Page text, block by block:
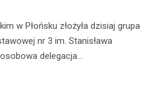
w Płońsku złożyła dzisiaj grupa
nr 3 im. Stanisława
delegacja…